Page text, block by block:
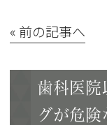
« 前の記事へ
歯科医院
グが危険